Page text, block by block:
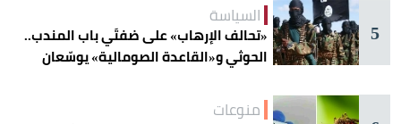
5
السياسة
«تحالف الإرهاب» على ضفتَي باب المندب..
الحوثي و«القاعدة الصومالية» يوسّعان
منوعات